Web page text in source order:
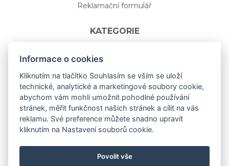
Reklamační formulář
KATEGORIE
Nápojové sklo
Bydlení
Dárkový poukaz na míru
Mystery box
Kolekce
NOVÁ rozkvetlá KOLEKCE 🌸🌼
Informace o cookies
Kliknutím na tlačítko Souhlasím se vším se uloží
technické, analytické a marketingové soubory cookie,
abychom vám mohli umožnit pohodlné používání
stránek, měřit funkčnost našich stránek a cílit na vás
reklamu. Své preference můžete snadno upravit
kliknutím na Nastavení souborů cookie.
Povolit vše